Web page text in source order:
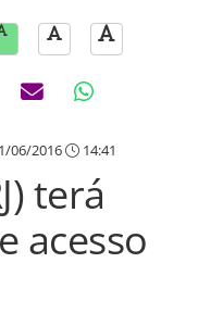
06/2016 14:41
terá
acesso